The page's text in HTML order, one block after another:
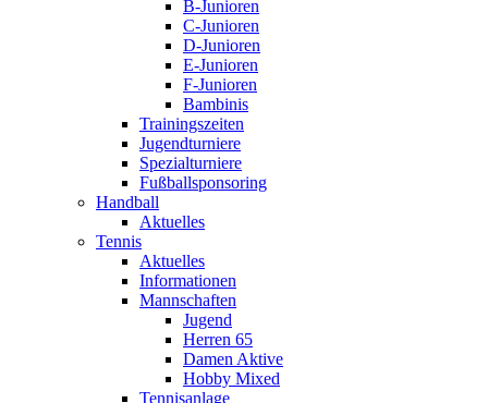
B-Junioren
C-Junioren
D-Junioren
E-Junioren
F-Junioren
Bambinis
Trainingszeiten
Jugendturniere
Spezialturniere
Fußballsponsoring
Handball
Aktuelles
Tennis
Aktuelles
Informationen
Mannschaften
Jugend
Herren 65
Damen Aktive
Hobby Mixed
Tennisanlage